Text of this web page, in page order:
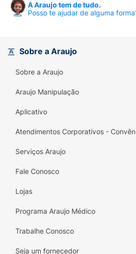
OU SERVIÇO AO
3522. DATA DE
PARA SAÚDE LTDA - 2022.
OS SINTOMAS O MÉDICO
CONSULTADO""."
A Araujo tem de tudo.
Posso te ajudar de alguma
Sobre a Araujo
Sobre a Araujo
Araujo Manipulação
Aplicativo
Atendimentos Corporativos -
Serviços Araujo
Fale Conosco
Lojas
Programa Araujo Médico
Trabalhe Conosco
Seja um fornecedor